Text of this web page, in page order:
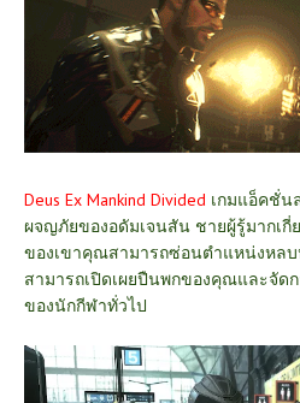
Deus Ex Mankind Divided เกมแอ็คชั่น
ผจญภัยของอดัมเจนสัน ชายผู้รู้มากเกี่
ของเขาคุณสามารถซ่อนตำแหน่งหล
สามารถเปิดเผยปืนพกของคุณและจัด
ของนักกีฬาทั่วไป